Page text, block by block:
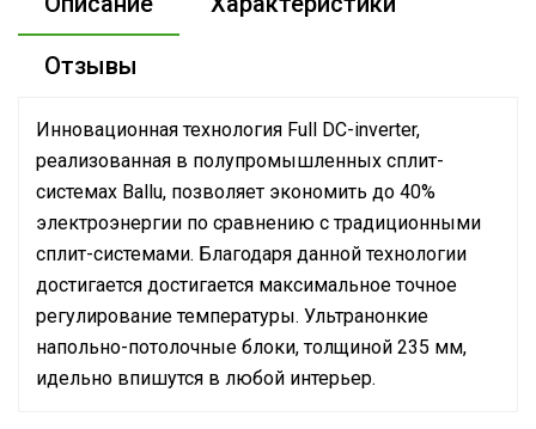
Отзывы
Инновационная технология Full DC-inverter,
реализованная в полупромышленных сплит-
системах Ballu, позволяет экономить до 40%
электроэнергии по сравнению с традиционными
сплит-системами. Благодаря данной технологии
достигается достигается максимальное точное
регулирование температуры. Ультранонкие
напольно-потолочные блоки, толщиной 235 мм,
идельно впишутся в любой интерьер.